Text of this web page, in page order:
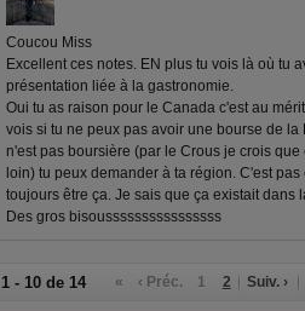
Coucou Miss
Excellent ces notes. EN plus tu vois là où tu
présentation liée à la gastronomie.
Oui tu as raison pour le Canada c'est au
vois si tu ne peux pas avoir une bourse de
n'est pas boursière (par le Crous je crois
loin) tu peux demander à ta région. C'est
toujours être ça. Je sais que ça existait dans
Des gros bisoussssssssssssssss
1 - 10 de 14 « ‹ Préc. 1 2 Suiv. ›